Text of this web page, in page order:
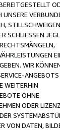
UNSERE
SCHLIESSEN
WIR
ANGEBOTS
WEITERHIN
OHNE
ODER
VON DATEN,